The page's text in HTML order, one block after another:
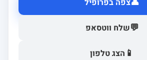
צפה בפרופיל
💬שלח ווטסאפ
📱 הצג טלפון